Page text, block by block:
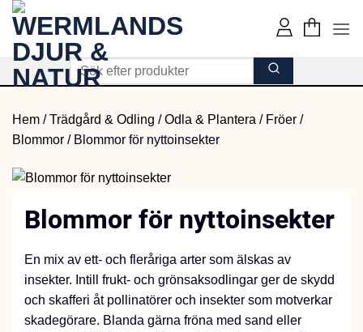
Skip
content
Hem /Trädgård & Odling /Odla & Plantera / Fröer /
Blommor / Blommor för nyttoinsekter
Blommor för nyttoinsekter
En mix av ett- och fleråriga arter som älskas av
insekter. Intill frukt- och grönsaksodlingar ger de skydd
och skafferi åt pollinatörer och insekter som motverkar
skadegörare. Blanda gärna fröna med sand eller